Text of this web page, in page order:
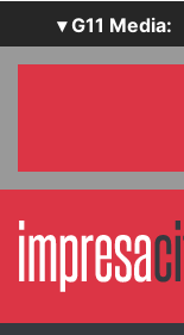
▾ G11 Media:
SecurityOpenLab